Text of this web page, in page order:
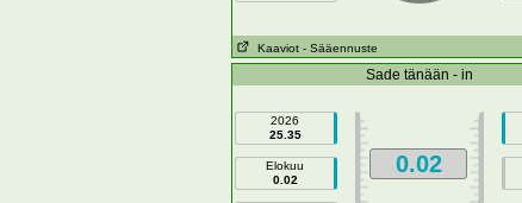
Kaaviot - Sääennuste
Sade tänään - in
2026
25.35
Elokuu
0.02
0.02